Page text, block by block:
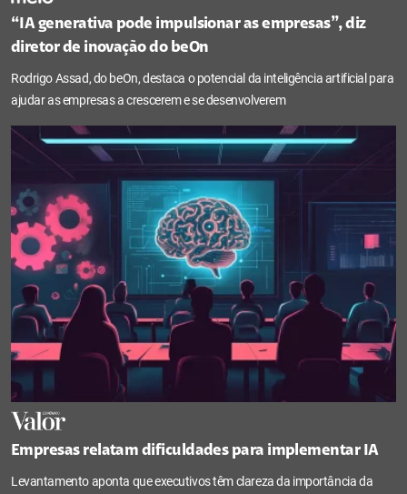
“IA generativa pode impulsionar as empresas”, diz
diretor de inovação do beOn
Rodrigo Assad, do beOn, destaca o potencial da inteligência artificial para
ajudar as empresas a crescerem e se desenvolverem
Empresas relatam dificuldades para implementar IA
Levantamento aponta que executivos têm clareza da importância da